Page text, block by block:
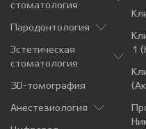
стоматология
Пародонтология
Эстетическая
стоматология
3D-томография
Анестезиология
1